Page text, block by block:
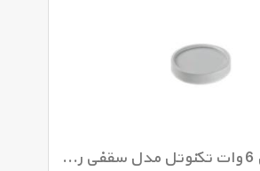
پنل ال ای دی 6 وات تکنوتل مدل سقفی روکار